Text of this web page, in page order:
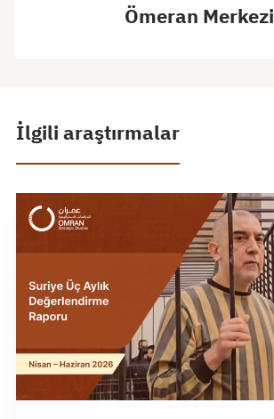
Ömeran Merkezi
İlgili araştırmalar